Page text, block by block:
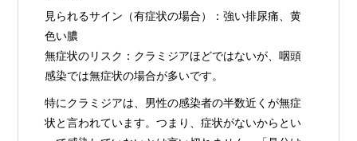
見られるサイン（有症状の場合）：強い排尿痛、黄
色い膿
無症状のリスク：クラミジアほどではないが、咽頭
感染では無症状の場合が多いです。
特にクラミジアは、男性の感染者の半数近くが無症
状と言われています。つまり、症状がないからとい